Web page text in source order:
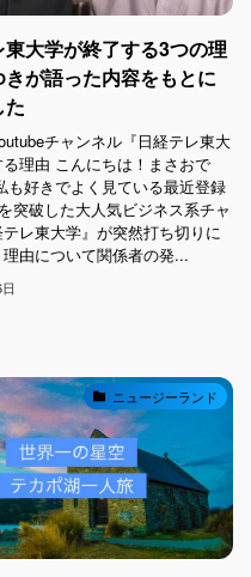
東大学が終了する3つの理
が語った内容をもとに
た
チャンネル『日経テレ東大
理由 こんにちは！まさおで
も好きでよく見ている最近登録
突破した大人気ビジネス系チャ
レ東大学』が突然打ち切りに
由について関係者の発...
ニュージーランド